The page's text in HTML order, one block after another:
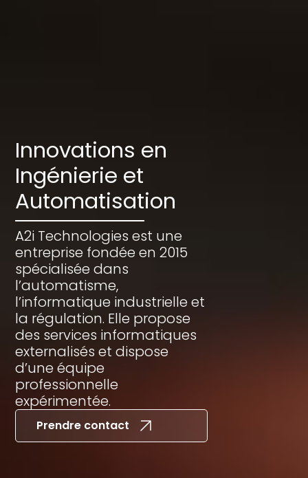
Innovations en
Ingénierie et
Automatisation
A2i Technologies est une
entreprise fondée en 2015
spécialisée dans
l’automatisme,
l’informatique industrielle et
la régulation. Elle propose
des services informatiques
externalisés et dispose
d’une équipe
professionnelle
expérimentée.
Prendre contact